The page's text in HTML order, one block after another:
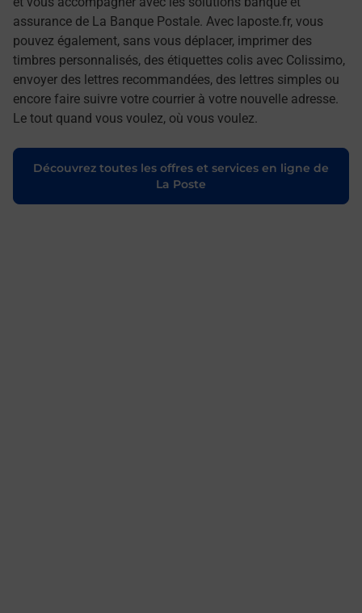
assurance de La Banque Postale. Avec laposte.fr, vous
pouvez également, sans vous déplacer, imprimer des
timbres personnalisés, des étiquettes colis avec Colissimo,
envoyer des lettres recommandées, des lettres simples ou
encore faire suivre votre courrier à votre nouvelle adresse.
Le tout quand vous voulez, où vous voulez.
Découvrez toutes les offres et services en ligne de
La Poste